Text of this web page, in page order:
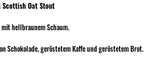
Scottish Oat Stout
mit hellbraunem Schaum.
Schokolade, geröstetem Kaffe und geröstetem Brot.